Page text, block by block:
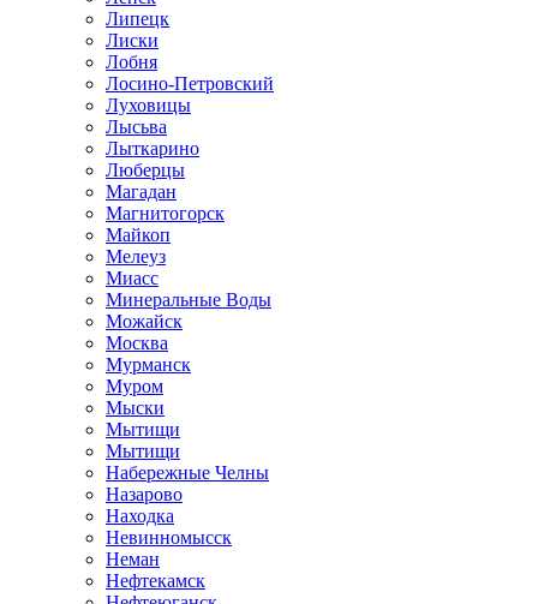
Липецк
Лиски
Лобня
Лосино-Петровский
Луховицы
Лысьва
Лыткарино
Люберцы
Магадан
Магнитогорск
Майкоп
Мелеуз
Миасс
Минеральные Воды
Можайск
Москва
Мурманск
Муром
Мыски
Мытищи
Мытищи
Набережные Челны
Назарово
Находка
Невинномысск
Неман
Нефтекамск